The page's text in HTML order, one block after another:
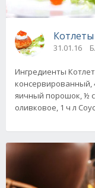
Котлеты
31.01.16
Ингредиенты
консервированный,
яичный порошок, ½
оливковое, 1 ч л